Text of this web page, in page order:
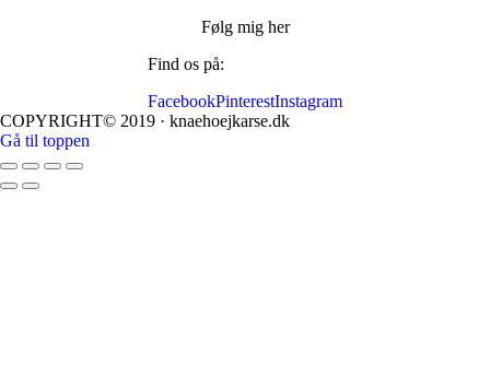
Følg mig her
Find os på:
FacebookPinterestInstagram
COPYRIGHT© 2019 · knaehoejkarse.dk
Gå til toppen